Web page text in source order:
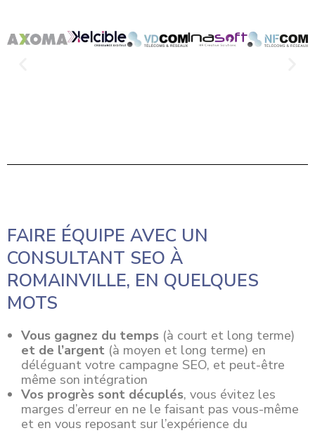
FAIRE ÉQUIPE AVEC UN
CONSULTANT SEO À
ROMAINVILLE, EN QUELQUES
MOTS
Vous gagnez du temps (à court et long terme)
et de l’argent (à moyen et long terme) en
déléguant votre campagne SEO, et peut-être
même son intégration
Vos progrès sont décuplés, vous évitez les
marges d’erreur en ne le faisant pas vous-même
et en vous reposant sur l’expérience du